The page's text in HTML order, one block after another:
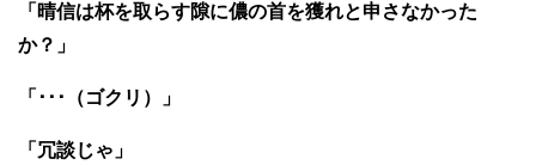
「晴信は杯を取らす隙に儂の首を獲れと申さなかった
か？」
「･･･（ゴクリ）」
「冗談じゃ」